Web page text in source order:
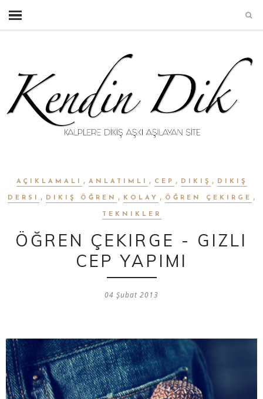
AÇIKLAMALI , ANLATIMLI , CEP , DIKIŞ , DIKIŞ
DERSI , DIKIŞ ÖĞREN , KOLAY , ÖĞREN ÇEKIRGE ,
TEKNIKLER
ÖĞREN ÇEKIRGE - GIZLI
CEP YAPIMI
04 Şubat 2013